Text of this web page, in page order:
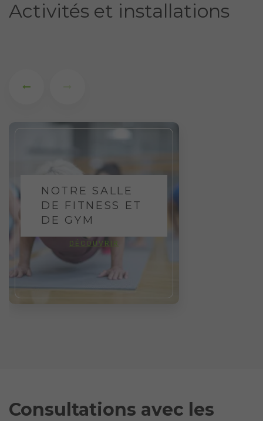
Activités et installations
NOTRE SALLE
DE FITNESS ET
DE GYM
DÉCOUVRIR
Consultations avec les